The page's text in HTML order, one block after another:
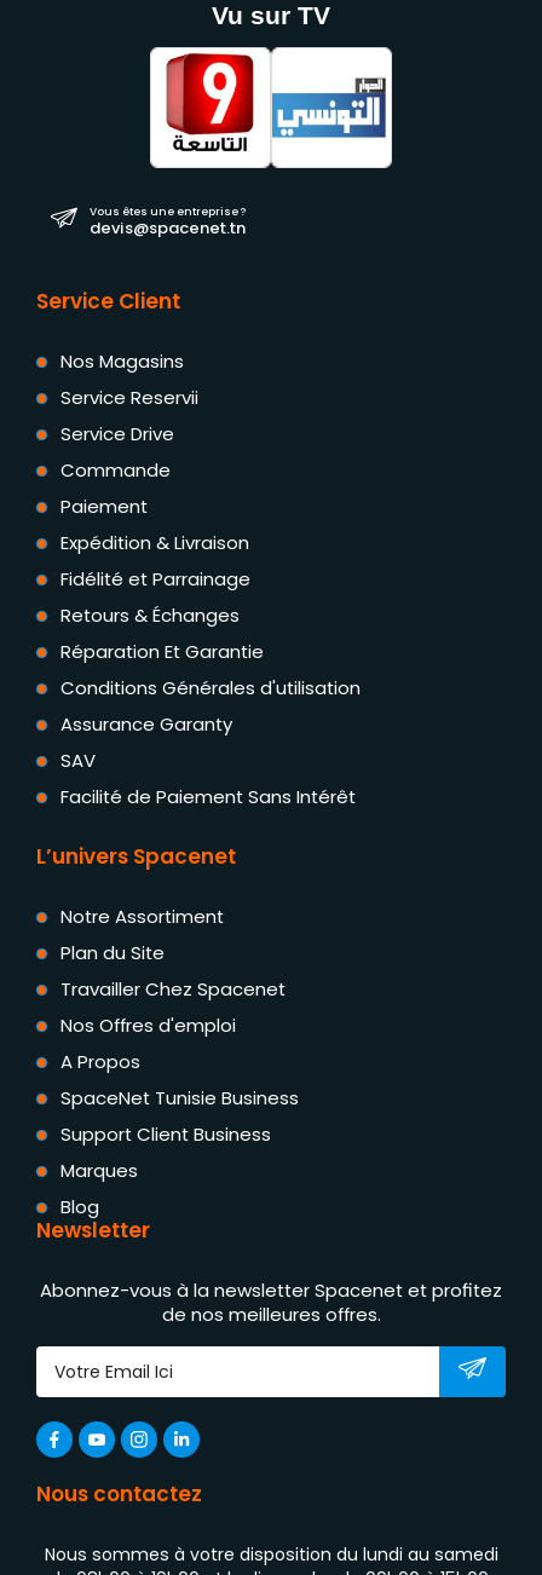
Vu sur TV
Vous êtes une entreprise ?
devis@spacenet.tn
Service Client
Nos Magasins
Service Reservii
Service Drive
Commande
Paiement
Expédition & Livraison
Fidélité et Parrainage
Retours & Échanges
Réparation Et Garantie
Conditions Générales d'utilisation
Assurance Garanty
SAV
Facilité de Paiement Sans Intérêt
L’univers Spacenet
Notre Assortiment
Plan du Site
Travailler Chez Spacenet
Nos Offres d'emploi
A Propos
SpaceNet Tunisie Business
Support Client Business
Marques
Blog
Newsletter
Abonnez-vous à la newsletter Spacenet et profitez
de nos meilleures offres.
Nous contactez
Nous sommes à votre disposition du lundi au samedi